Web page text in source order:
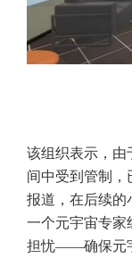
该组织表示，由
间中受到管制，
报道，在后续的
一个元宇宙专家
担忧——确保元